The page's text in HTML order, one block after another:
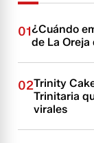
01¿Cuándo
de La Oreja
02Trinity
Trinitaria
virales